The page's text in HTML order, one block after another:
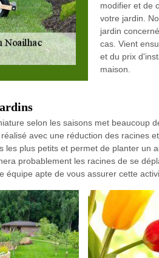
modifier et de
votre jardin.
jardin
cas. Vient
et du prix
maison.
selon les saisons met beaucoup
avec une réduction des racines
les plus petits et permet de planter un
probablement les racines de se
équipe apte de vous assurer cette